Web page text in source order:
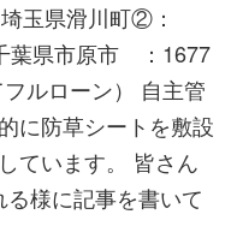
玉県滑川町②：
葉県市原市 ：1677
ルローン） 自主管
に防草シートを敷設
ています。 皆さん
様に記事を書いて